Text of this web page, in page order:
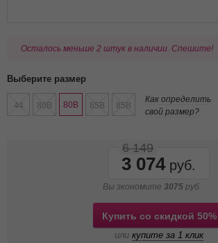
Осталось меньше 2 штук в наличии. Спешите!
Выберите размер
44 80B 80B 85B 85B
Как определить
свой размер?
3 074
6 149
Вы экономите 3075 руб.
Купить со скидкой 50%
или купите за 1 клик